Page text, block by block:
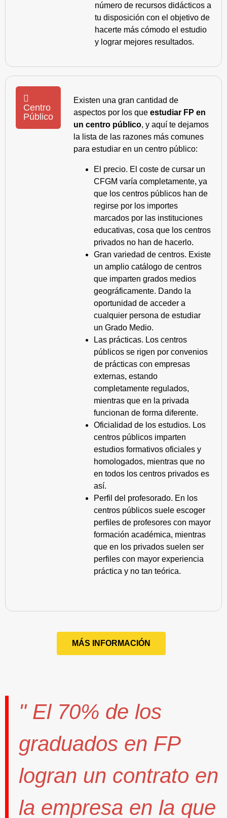
número de recursos didácticos a
tu disposición con el objetivo de
hacerte más cómodo el estudio
y lograr mejores resultados.
Centro
Público
Existen una gran cantidad de
aspectos por los que estudiar FP en
un centro público, y aquí te dejamos
la lista de las razones más comunes
para estudiar en un centro público:
El precio. El coste de cursar un
CFGM varía completamente, ya
que los centros públicos han de
regirse por los importes
marcados por las instituciones
educativas, cosa que los centros
privados no han de hacerlo.
Gran variedad de centros. Existe
un amplio catálogo de centros
que imparten grados medios
geográficamente. Dando la
oportunidad de acceder a
cualquier persona de estudiar
un Grado Medio.
Las prácticas. Los centros
públicos se rigen por convenios
de prácticas con empresas
externas, estando
completamente regulados,
mientras que en la privada
funcionan de forma diferente.
Oficialidad de los estudios. Los
centros públicos imparten
estudios formativos oficiales y
homologados, mientras que no
en todos los centros privados es
así.
Perfil del profesorado. En los
centros públicos suele escoger
perfiles de profesores con mayor
formación académica, mientras
que en los privados suelen ser
perfiles con mayor experiencia
práctica y no tan teórica.
MÁS INFORMACIÓN
" El 70% de los
graduados en FP
logran un contrato en
la empresa en la que